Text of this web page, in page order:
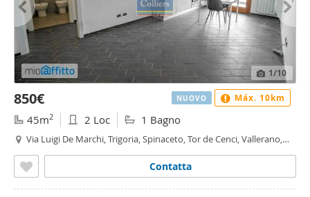
1/10
850€
45m2 2 Loc 1 Bagno
Via Luigi De Marchi, Trigoria, Spinaceto, Tor de Cenci, Vallerano,
Contatta
NUOVO Máx. 10km